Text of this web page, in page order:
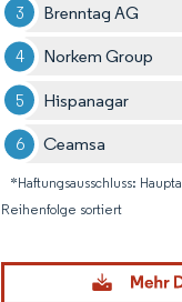
Brenntag AG
Norkem Group
Hispanagar
Ceamsa
*Haftungsausschluss:
Reihenfolge sortiert